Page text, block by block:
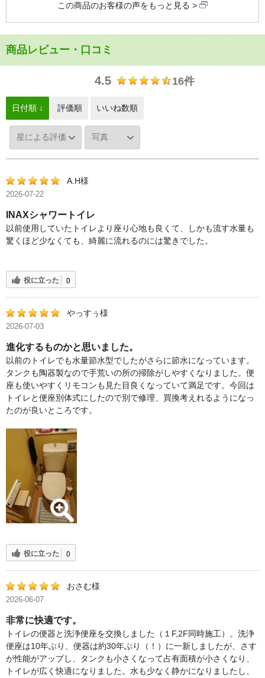
この商品のお客様の声をもっと見る
商品レビュー・口コミ
4.5 16件
日付順 ↓ 評価順 いいね数順
A.H様
2026-07-22
INAXシャワートイレ
以前使用していたトイレより座り心地も良くて、しかも流す水量も
驚くほど少なくても、綺麗に流れるのには驚きでした。
役に立った 0
やっすぅ様
2026-07-03
進化するものかと思いました。
以前のトイレでも水量節水型でしたがさらに節水になっています。
タンクも陶器製なので手荒いの所の掃除がしやすくなりました。便
座も使いやすくリモコンも見た目良くなっていて満足です。今回は
トイレと便座別体式にしたので別で修理、買換考えれるようになっ
たのが良いところです。
役に立った 0
おさむ様
2026-06-07
非常に快適です。
トイレの便器と洗浄便座を交換しました（１F,2F同時施工）。洗浄
便座は10年ぶり、便器は約30年ぶり（！）に一新しましたが、さす
が性能がアップし、タンクも小さくなって占有面積が小さくなり、
トイレが広く快適になりました。水も少なく静かになりましたし、